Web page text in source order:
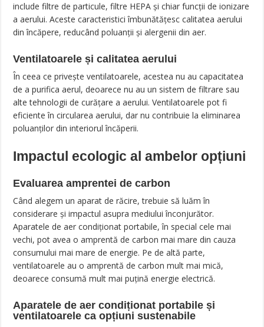
include filtre de particule, filtre HEPA și chiar funcții de ionizare
a aerului. Aceste caracteristici îmbunătățesc calitatea aerului
din încăpere, reducând poluanții și alergenii din aer.
Ventilatoarele și calitatea aerului
În ceea ce privește ventilatoarele, acestea nu au capacitatea
de a purifica aerul, deoarece nu au un sistem de filtrare sau
alte tehnologii de curățare a aerului. Ventilatoarele pot fi
eficiente în circularea aerului, dar nu contribuie la eliminarea
poluanților din interiorul încăperii.
Impactul ecologic al ambelor opțiuni
Evaluarea amprentei de carbon
Când alegem un aparat de răcire, trebuie să luăm în
considerare și impactul asupra mediului înconjurător.
Aparatele de aer condiționat portabile, în special cele mai
vechi, pot avea o amprentă de carbon mai mare din cauza
consumului mai mare de energie. Pe de altă parte,
ventilatoarele au o amprentă de carbon mult mai mică,
deoarece consumă mult mai puțină energie electrică.
Aparatele de aer condiționat portabile și
ventilatoarele ca opțiuni sustenabile